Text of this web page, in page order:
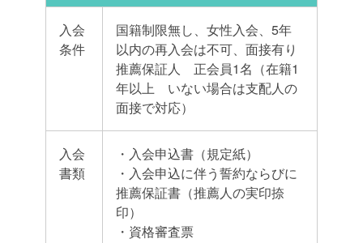
入会
条件
国籍制限無し、女性入会、5年
以内の再入会は不可、面接有り
推薦保証人 正会員1名（在籍1
年以上 いない場合は支配人の
面接で対応）
入会
書類
・入会申込書（規定紙）
・入会申込に伴う誓約ならびに
推薦保証書（推薦人の実印捺
印）
・資格審査票